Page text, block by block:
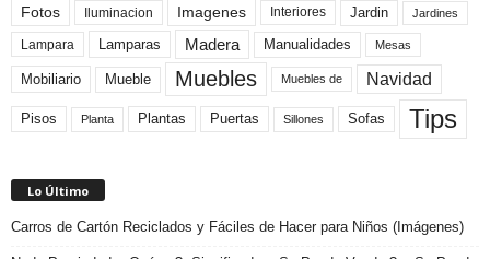
Fotos Iluminacion Imagenes Interiores Jardin Jardines
Lampara Lamparas Madera Manualidades Mesas
Mobiliario Mueble Muebles Muebles de Navidad
Pisos Planta Plantas Puertas Sillones Sofas Tips
Lo Último
Carros de Cartón Reciclados y Fáciles de Hacer para Niños (Imágenes)